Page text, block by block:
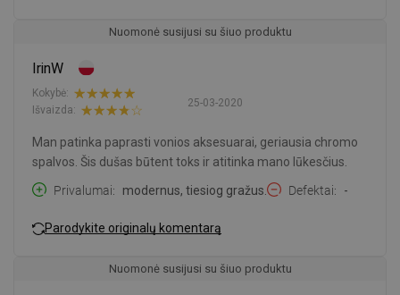
Nuomonė susijusi su šiuo produktu
IrinW
25-03-2020
Kokybė:
Išvaizda:
Man patinka paprasti vonios aksesuarai, geriausia chromo
spalvos. Šis dušas būtent toks ir atitinka mano lūkesčius.
Privalumai
modernus, tiesiog gražus. Defektai -
Parodykite originalų komentarą
Nuomonė susijusi su šiuo produktu